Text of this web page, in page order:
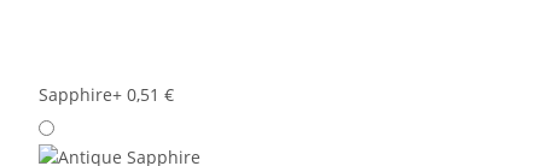
Sapphire+ 0,51 €